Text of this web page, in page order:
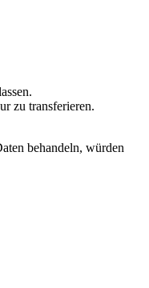
zu transferieren.
behandeln, würden